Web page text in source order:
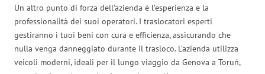
Un altro punto di forza dell’azienda è l’esperienza e la
professionalità dei suoi operatori. I traslocatori esperti
gestiranno i tuoi beni con cura e efficienza, assicurando che
nulla venga danneggiato durante il trasloco. L’azienda utilizza
veicoli moderni, ideali per il lungo viaggio da Genova a Toruń,